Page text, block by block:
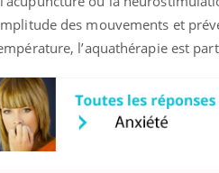
des mouvements et
l’aquathérapie est